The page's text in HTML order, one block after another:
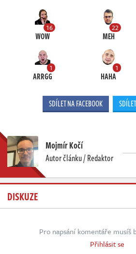
16
WOW
22
MEH
1
ARRGG
1
HAHA
SDÍLET NA FACEBOOK
Mojmír Kočí
Autor článku / Redaktor
DISKUZE
Pro napsání komentáře musíš
Přihlásit se